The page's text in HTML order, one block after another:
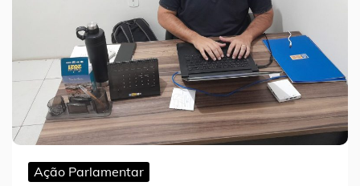
Ação Parlamentar